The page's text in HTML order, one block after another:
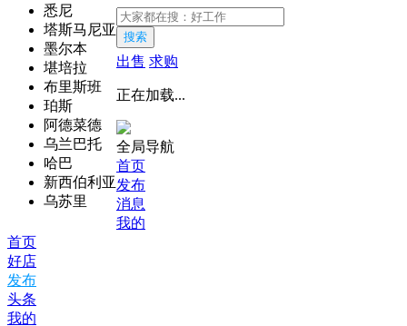
悉尼
塔斯马尼亚
墨尔本
堪培拉
布里斯班
珀斯
阿德菜德
乌兰巴托
哈巴
新西伯利亚
乌苏里
搜索
出售 求购
正在加载...
全局导航
首页
发布
消息
我的
首页
好店
发布
头条
我的